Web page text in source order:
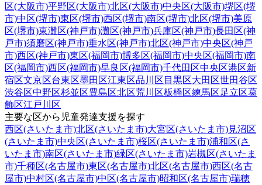
区(大阪市)平野区(大阪市)北区(大阪市)中央区(大阪市)堺区(堺
市)中区(堺市)東区(堺市)西区(堺市)南区(堺市)北区(堺市)美原
区(堺市)東灘区(神戸市)灘区(神戸市)兵庫区(神戸市)長田区(神
戸市)須磨区(神戸市)垂水区(神戸市)北区(神戸市)中央区(神戸
市)西区(神戸市)東区(福岡市)博多区(福岡市)中央区(福岡市)南
区(福岡市)西区(福岡市)早良区(福岡市)千代田区中央区港区新
宿区文京区台東区墨田区江東区品川区 目黒区大田区世田谷区
渋谷区中野区杉並区豊島区北区荒川区板橋区練馬区足立区葛
飾区江戸川区
主要な区から児童発達支援を探す
西区(さいたま市)北区(さいたま市)大宮区(さいたま市)見沼区
(さいたま市)中央区(さいたま市)桜区(さいたま市)浦和区(さ
いたま市)南区(さいたま市)緑区(さいたま市)岩槻区(さいたま
市)千種区(名古屋市)東区(名古屋市)北区(名古屋市)西区(名古
屋市)中村区(名古屋市)中区(名古屋市)昭和区(名古屋市)瑞穂